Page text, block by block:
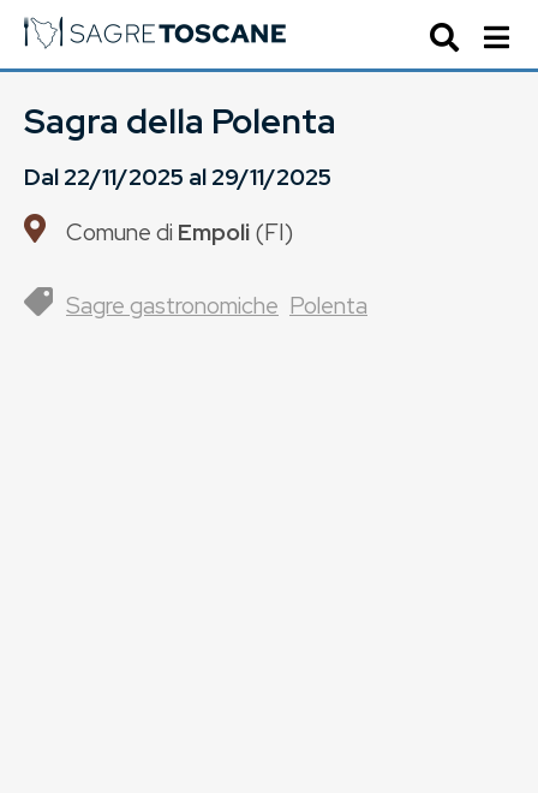
Sagra della Polenta
Dal22/11/2025 al29/11/2025
Comune di Empoli(FI)
Sagre gastronomiche Polenta